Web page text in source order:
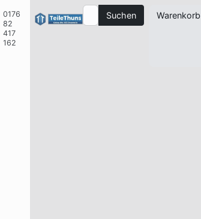
0176
82
417
162
Suchen Warenkorb